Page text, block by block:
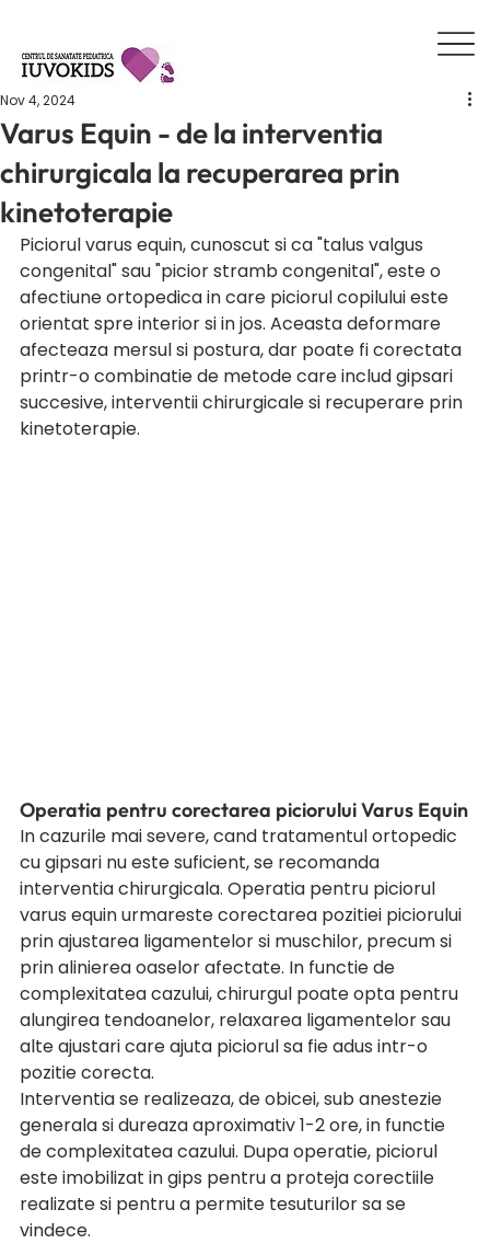
Varus Equin - de la interventia
chirurgicala la recuperarea prin
kinetoterapie
Nov 4, 2024
Piciorul varus equin, cunoscut si ca "talus valgus
congenital" sau "picior stramb congenital", este o
afectiune ortopedica in care piciorul copilului este
orientat spre interior si in jos. Aceasta deformare
afecteaza mersul si postura, dar poate fi corectata
printr-o combinatie de metode care includ gipsari
succesive, interventii chirurgicale si recuperare prin
kinetoterapie.
Operatia pentru corectarea piciorului Varus Equin
In cazurile mai severe, cand tratamentul ortopedic
cu gipsari nu este suficient, se recomanda
interventia chirurgicala. Operatia pentru piciorul
varus equin urmareste corectarea pozitiei piciorului
prin ajustarea ligamentelor si muschilor, precum si
prin alinierea oaselor afectate. In functie de
complexitatea cazului, chirurgul poate opta pentru
alungirea tendoanelor, relaxarea ligamentelor sau
alte ajustari care ajuta piciorul sa fie adus intr-o
pozitie corecta.
Interventia se realizeaza, de obicei, sub anestezie
generala si dureaza aproximativ 1-2 ore, in functie
de complexitatea cazului. Dupa operatie, piciorul
este imobilizat in gips pentru a proteja corectiile
realizate si pentru a permite tesuturilor sa se
vindece.